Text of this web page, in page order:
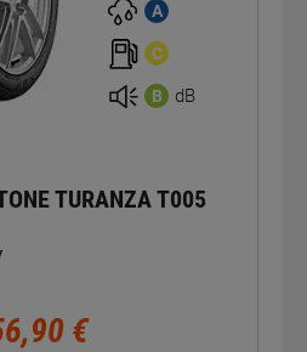
A
C
B dB
TURANZA T005
€